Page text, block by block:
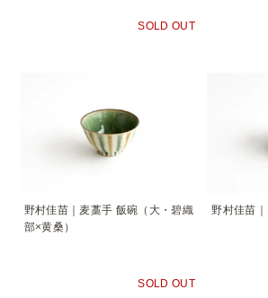
SOLD OUT
野村佳苗｜麦藁手 飯碗（大・碧織
部×黄桑）
SOLD OUT
野村佳苗